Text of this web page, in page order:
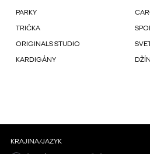
PARKY
TRIČKA
ORIGINALS STUDIO
KARDIGÁNY
KRAJINA/JAZYK